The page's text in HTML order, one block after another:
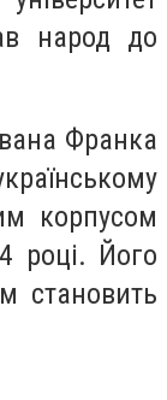
народ до
Франка
корпусом
році. Його
становить